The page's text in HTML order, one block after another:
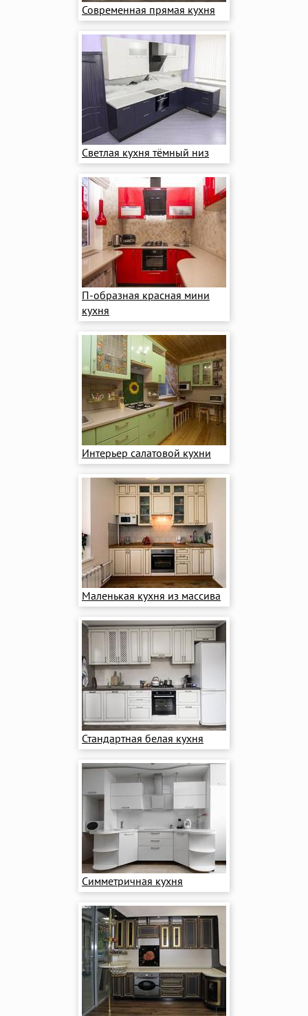
Современная прямая кухня
Светлая кухня тёмный низ
П-образная красная мини
кухня
Интерьер салатовой кухни
Маленькая кухня из массива
Стандартная белая кухня
Симметричная кухня